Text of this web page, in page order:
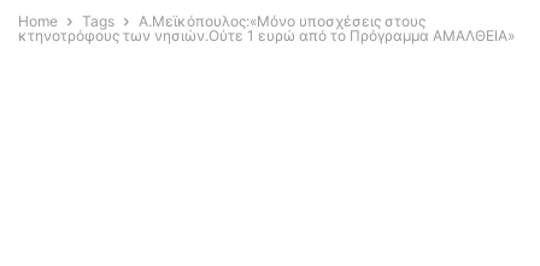
Home Tags
Α.Μεϊκόπουλος:«Μόνο υποσχέσεις στους
κτηνοτρόφους των νησιών.Ούτε 1 ευρώ από το Πρόγραμμα ΑΜΑΛΘΕΙΑ»